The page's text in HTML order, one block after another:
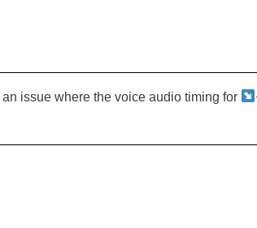
issue where the voice audio timing for